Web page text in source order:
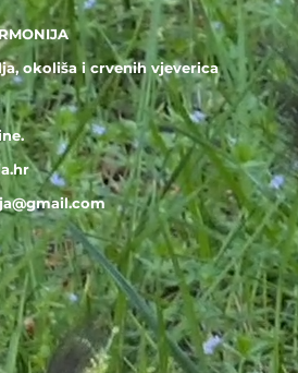
okoliša i crvenih vjeverica